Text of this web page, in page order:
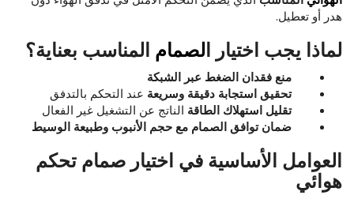
هدر أو تعطيل.
لماذا يجب اختيار الصمام المناسب بعناية؟
منعفقدان الضغط عبر الشبكة
تحقيقاستجابة دقيقة وسريعة عند التحكم بالتدفق
تقليل استهلاك الطاقة الناتج عن التشغيل غير الفعال
ضمان توافقالصمام معحجم الأنبوب وطبيعة الوسيط
العوامل الأساسية في اختيار صمام تحكم
هوائي